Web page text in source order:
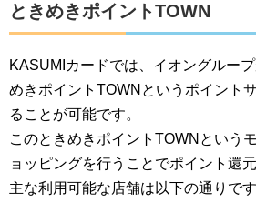
ときめきポイントTOWN
KASUMIカードでは、イオングルー
めきポイントTOWNというポイント
ることが可能です。
このときめきポイントTOWNという
ョッピングを行うことでポイント還
主な利用可能な店舗は以下の通りです